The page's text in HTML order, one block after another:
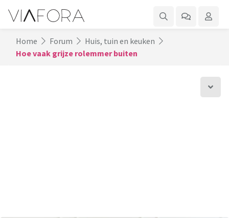
Home Forum
Huis, tuin en keuken
Hoe vaak grijze rolemmer buiten